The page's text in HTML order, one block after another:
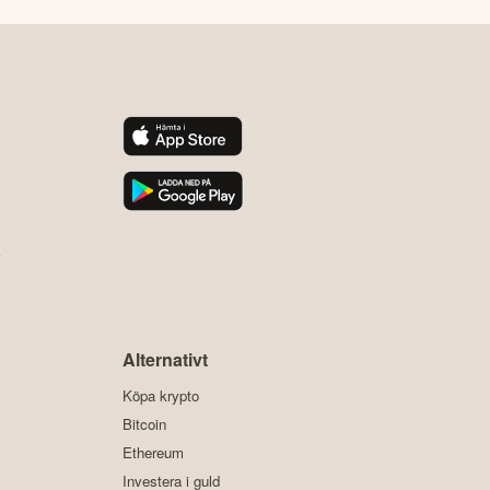
Alternativt
Köpa krypto
Bitcoin
Ethereum
Investera i guld